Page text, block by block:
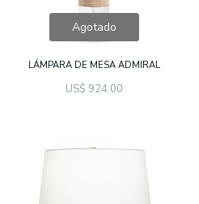
Agotado
LÁMPARA DE MESA ADMIRAL
US$ 924.00